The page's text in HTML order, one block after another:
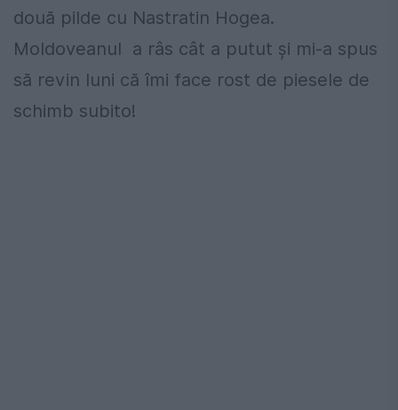
două pilde cu Nastratin Hogea.
Moldoveanul a râs cât a putut și mi-a spus
să revin luni că îmi face rost de piesele de
schimb subito!